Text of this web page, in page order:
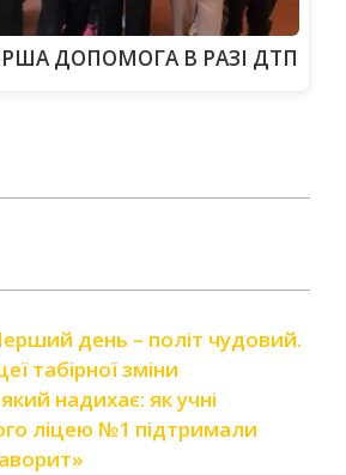
ДОПОМОГА В РАЗІ ДТП
день – політ чудовий.
табірної зміни
надихає: як учні
ліцею №1 підтримали